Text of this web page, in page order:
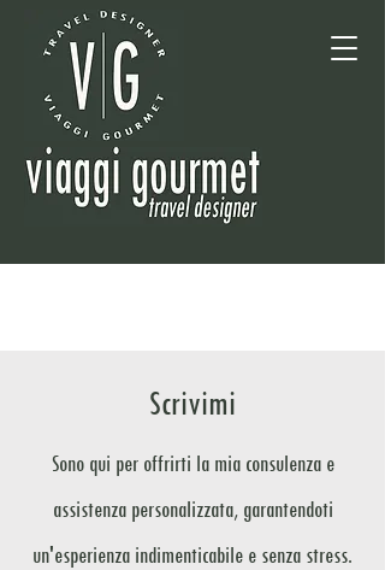
Scrivimi
Sono qui per offrirti la mia consulenza e
assistenza personalizzata, garantendoti
un'esperienza indimenticabile e senza stress.